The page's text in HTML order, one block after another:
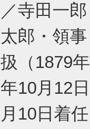
／寺田一
太郎・領
扱（1879
年10月12
月10日着